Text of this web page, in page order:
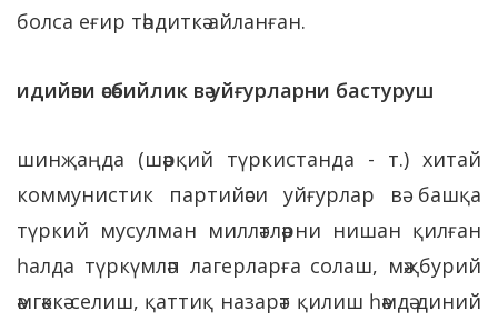
болса еғир тәһдиткә айланған.
идийәви әсәбийлик вә уйғурларни бастуруш
шинҗаңда (шәрқий түркистанда - т.) хитай
коммунистик партийәси уйғурлар вә башқа
түркий мусулман милләтләрни нишан қилған
һалда түркүмләп лагерларға солаш, мәҗбурий
әмгәккә селиш, қаттиқ назарәт қилиш һәмдә диний